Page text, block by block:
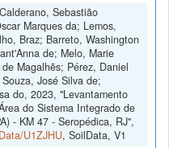
Sebastião
Marques da; Lemos,
Braz; Barreto, Washington
de; Melo, Marie
Magalhẽs; Pérez, Daniel
José Silva de;
do, 2023, "Levantamento
do Sistema Integrado de
- KM 47 - Seropédica, RJ",
U1ZJHU, SoilData, V1